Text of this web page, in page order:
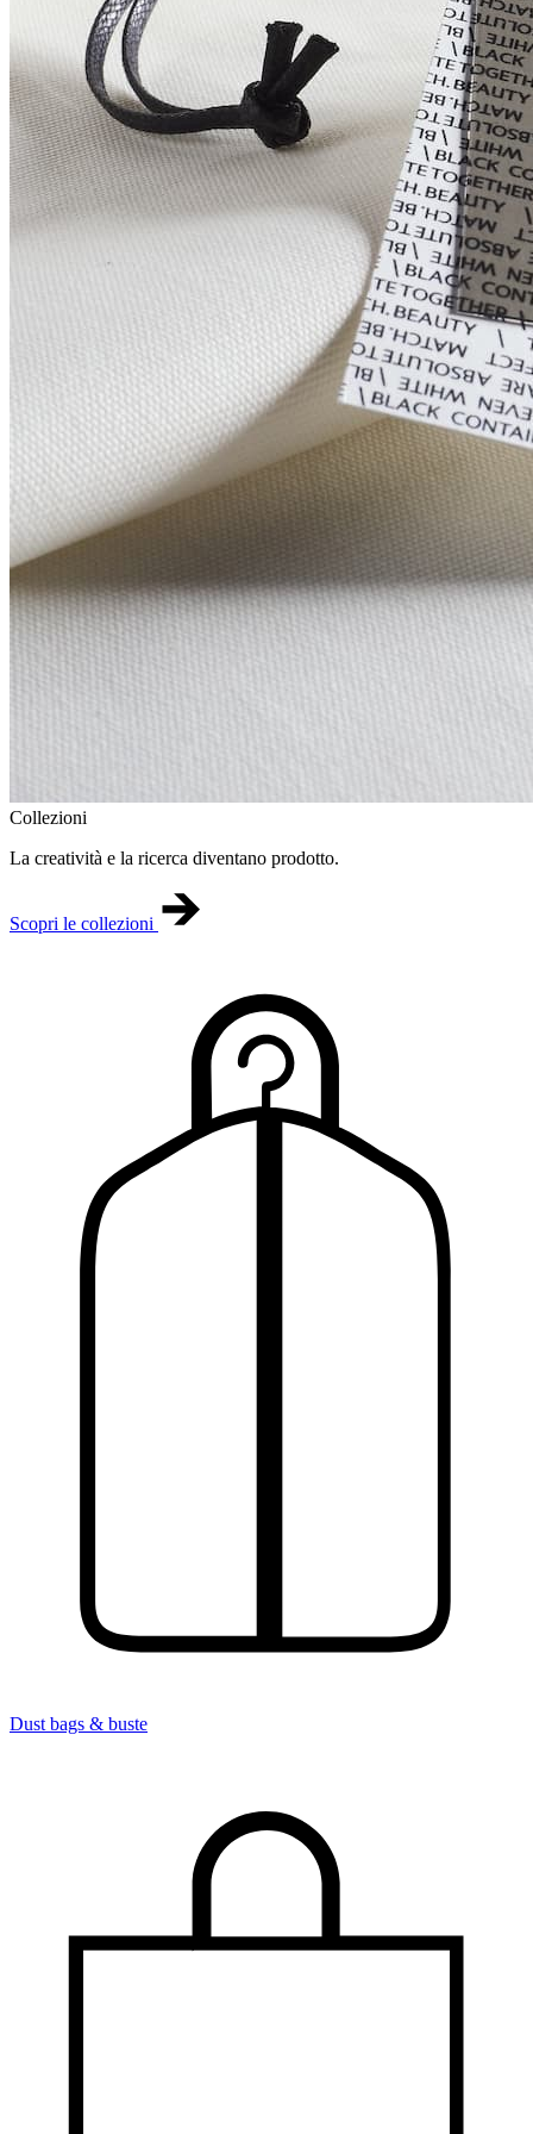
Collezioni
La creatività e la ricerca diventano prodotto.
Scopri le collezioni
Dust bags & buste